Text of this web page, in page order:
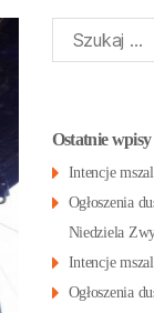
Szukaj:
Ostatnie wpisy
Intencje
Ogłoszenia
Niedziela
Intencje
Ogłoszenia